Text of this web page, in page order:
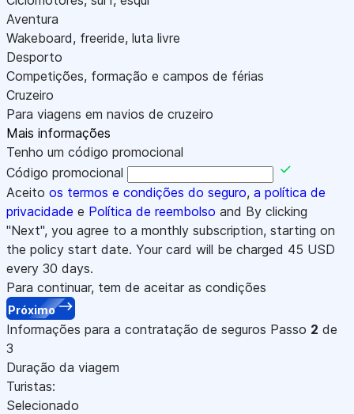
Aventura
Wakeboard, freeride, luta livre
Desporto
Competições, formação e campos de férias
Cruzeiro
Para viagens em navios de cruzeiro
Mais informações
Tenho um código promocional
Código promocional
Aceito os termos e condições do seguro, a política de
privacidade e Política de reembolso and By clicking
"Next", you agree to a monthly subscription, starting on
the policy start date. Your card will be charged 45 USD
every 30 days.
Para continuar, tem de aceitar as condições
Próximo
Informações para a contratação de seguros Passo 2 de
3
Duração da viagem
Turistas:
Selecionado